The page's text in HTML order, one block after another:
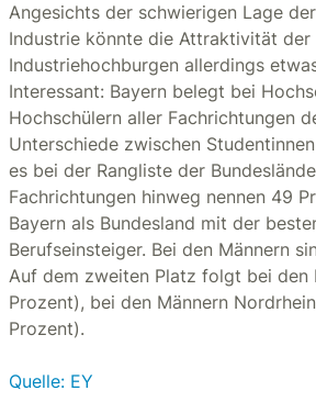
Angesichts der schwierigen Lage
Industrie könnte die Attraktivität der
Industriehochburgen allerdings
Interessant: Bayern belegt bei
Hochschülern aller Fachrichtungen
Unterschiede zwischen
es bei der Rangliste der
Fachrichtungen hinweg nennen 49
Bayern als Bundesland mit der
Berufseinsteiger. Bei den Männern
Auf dem zweiten Platz folgt bei den
Prozent), bei den Männern
Prozent).
Quelle: EY